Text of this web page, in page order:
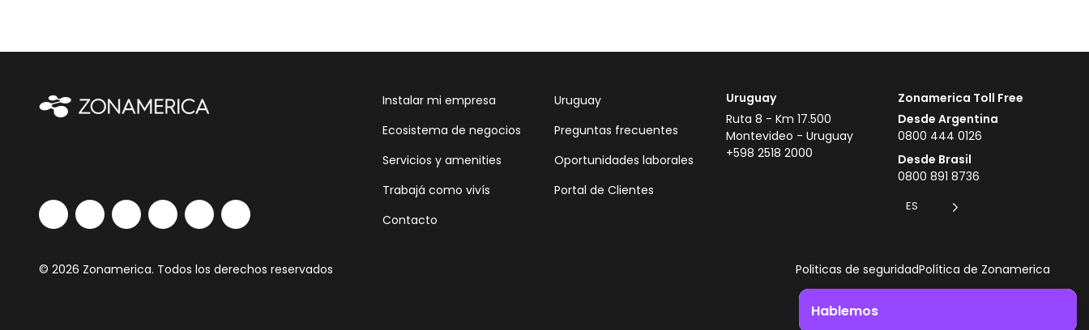
Instalar mi empresa
Ecosistema de negocios
Servicios y amenities
Trabajá como vivís
Contacto
Uruguay
Preguntas frecuentes
Oportunidades laborales
Portal de Clientes
Uruguay
Ruta 8 - Km 17.500
Montevideo - Uruguay
+598 2518 2000
Zonamerica Toll Free
Desde Argentina
0800 444 0126
Desde Brasil
0800 891 8736
ES
© 2026 Zonamerica. Todos los derechos reservados Politicas de seguridadPolítica de Zonamerica
Hablemos